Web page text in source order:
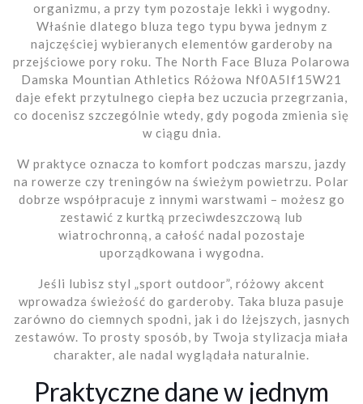
organizmu, a przy tym pozostaje lekki i wygodny.
Właśnie dlatego bluza tego typu bywa jednym z
najczęściej wybieranych elementów garderoby na
przejściowe pory roku. The North Face Bluza Polarowa
Damska Mountian Athletics Różowa Nf0A5If15W21
daje efekt przytulnego ciepła bez uczucia przegrzania,
co docenisz szczególnie wtedy, gdy pogoda zmienia się
w ciągu dnia.
W praktyce oznacza to komfort podczas marszu, jazdy
na rowerze czy treningów na świeżym powietrzu. Polar
dobrze współpracuje z innymi warstwami – możesz go
zestawić z kurtką przeciwdeszczową lub
wiatrochronną, a całość nadal pozostaje
uporządkowana i wygodna.
Jeśli lubisz styl „sport outdoor”, różowy akcent
wprowadza świeżość do garderoby. Taka bluza pasuje
zarówno do ciemnych spodni, jak i do lżejszych, jasnych
zestawów. To prosty sposób, by Twoja stylizacja miała
charakter, ale nadal wyglądała naturalnie.
Praktyczne dane w jednym